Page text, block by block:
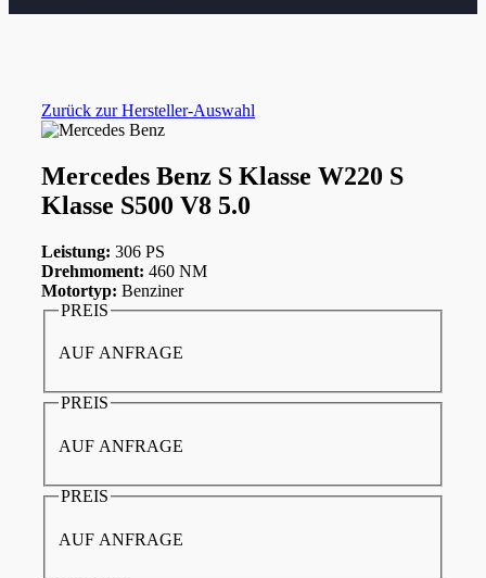
Zurück zur Hersteller-Auswahl
Mercedes Benz S Klasse W220 S
Klasse S500 V8 5.0
Leistung: 306 PS
Drehmoment: 460 NM
Motortyp: Benziner
PREIS
AUF ANFRAGE
PREIS
AUF ANFRAGE
PREIS
AUF ANFRAGE